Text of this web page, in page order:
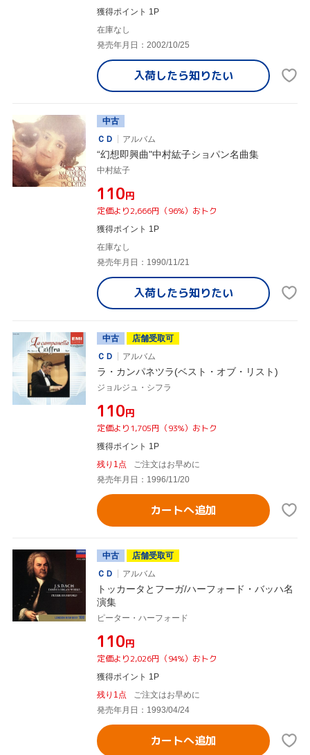
獲得ポイント 1P
在庫なし
発売年月日：2002/10/25
入荷したら知りたい
中古
ＣＤ
アルバム
“幻想即興曲"中村紘子ショパン名曲集
中村紘子
¥110円
定価より2,666円（96%）おトク
獲得ポイント 1P
在庫なし
発売年月日：1990/11/21
入荷したら知りたい
中古
店舗受取可
ＣＤ
アルバム
ラ・カンパネツラ(ベスト・オブ・リスト)
ジョルジュ・シフラ
¥110円
定価より1,705円（93%）おトク
獲得ポイント 1P
残り1点
ご注文はお早めに
発売年月日：1996/11/20
カートへ追加
中古
店舗受取可
ＣＤ
アルバム
トッカータとフーガ/ハーフォード・バッハ名
演集
ピーター・ハーフォード
¥110円
定価より2,026円（94%）おトク
獲得ポイント 1P
残り1点
ご注文はお早めに
発売年月日：1993/04/24
カートへ追加